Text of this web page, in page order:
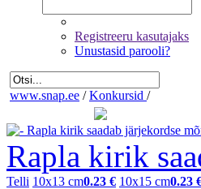
Registreeru kasutajaks
Unustasid parooli?
www.snap.ee / Konkursid /
Rapla kirik
Telli 10x13 cm0.23 € 10x15 cm0.23